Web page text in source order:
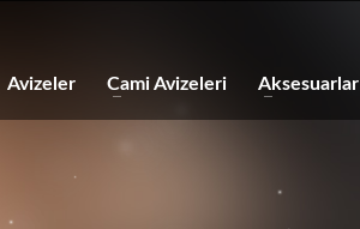
Avizeler Cami Avizeleri Aksesuarlar